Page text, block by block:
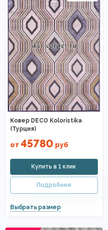
Ковер DECO Koloristika
(Турция)
от 45780 руб